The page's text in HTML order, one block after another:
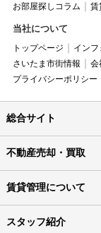
お部屋探しコラム 賃
当社について
トップページ イン
さいたま市街情報
会
プライバシーポリシー
総合サイト
不動産売却・買取
賃貸管理について
スタッフ紹介